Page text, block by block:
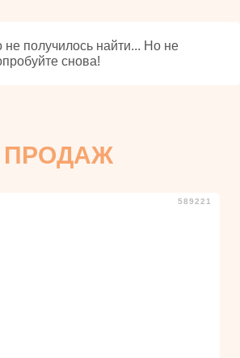
не получилось найти... Но не
снова!
589221